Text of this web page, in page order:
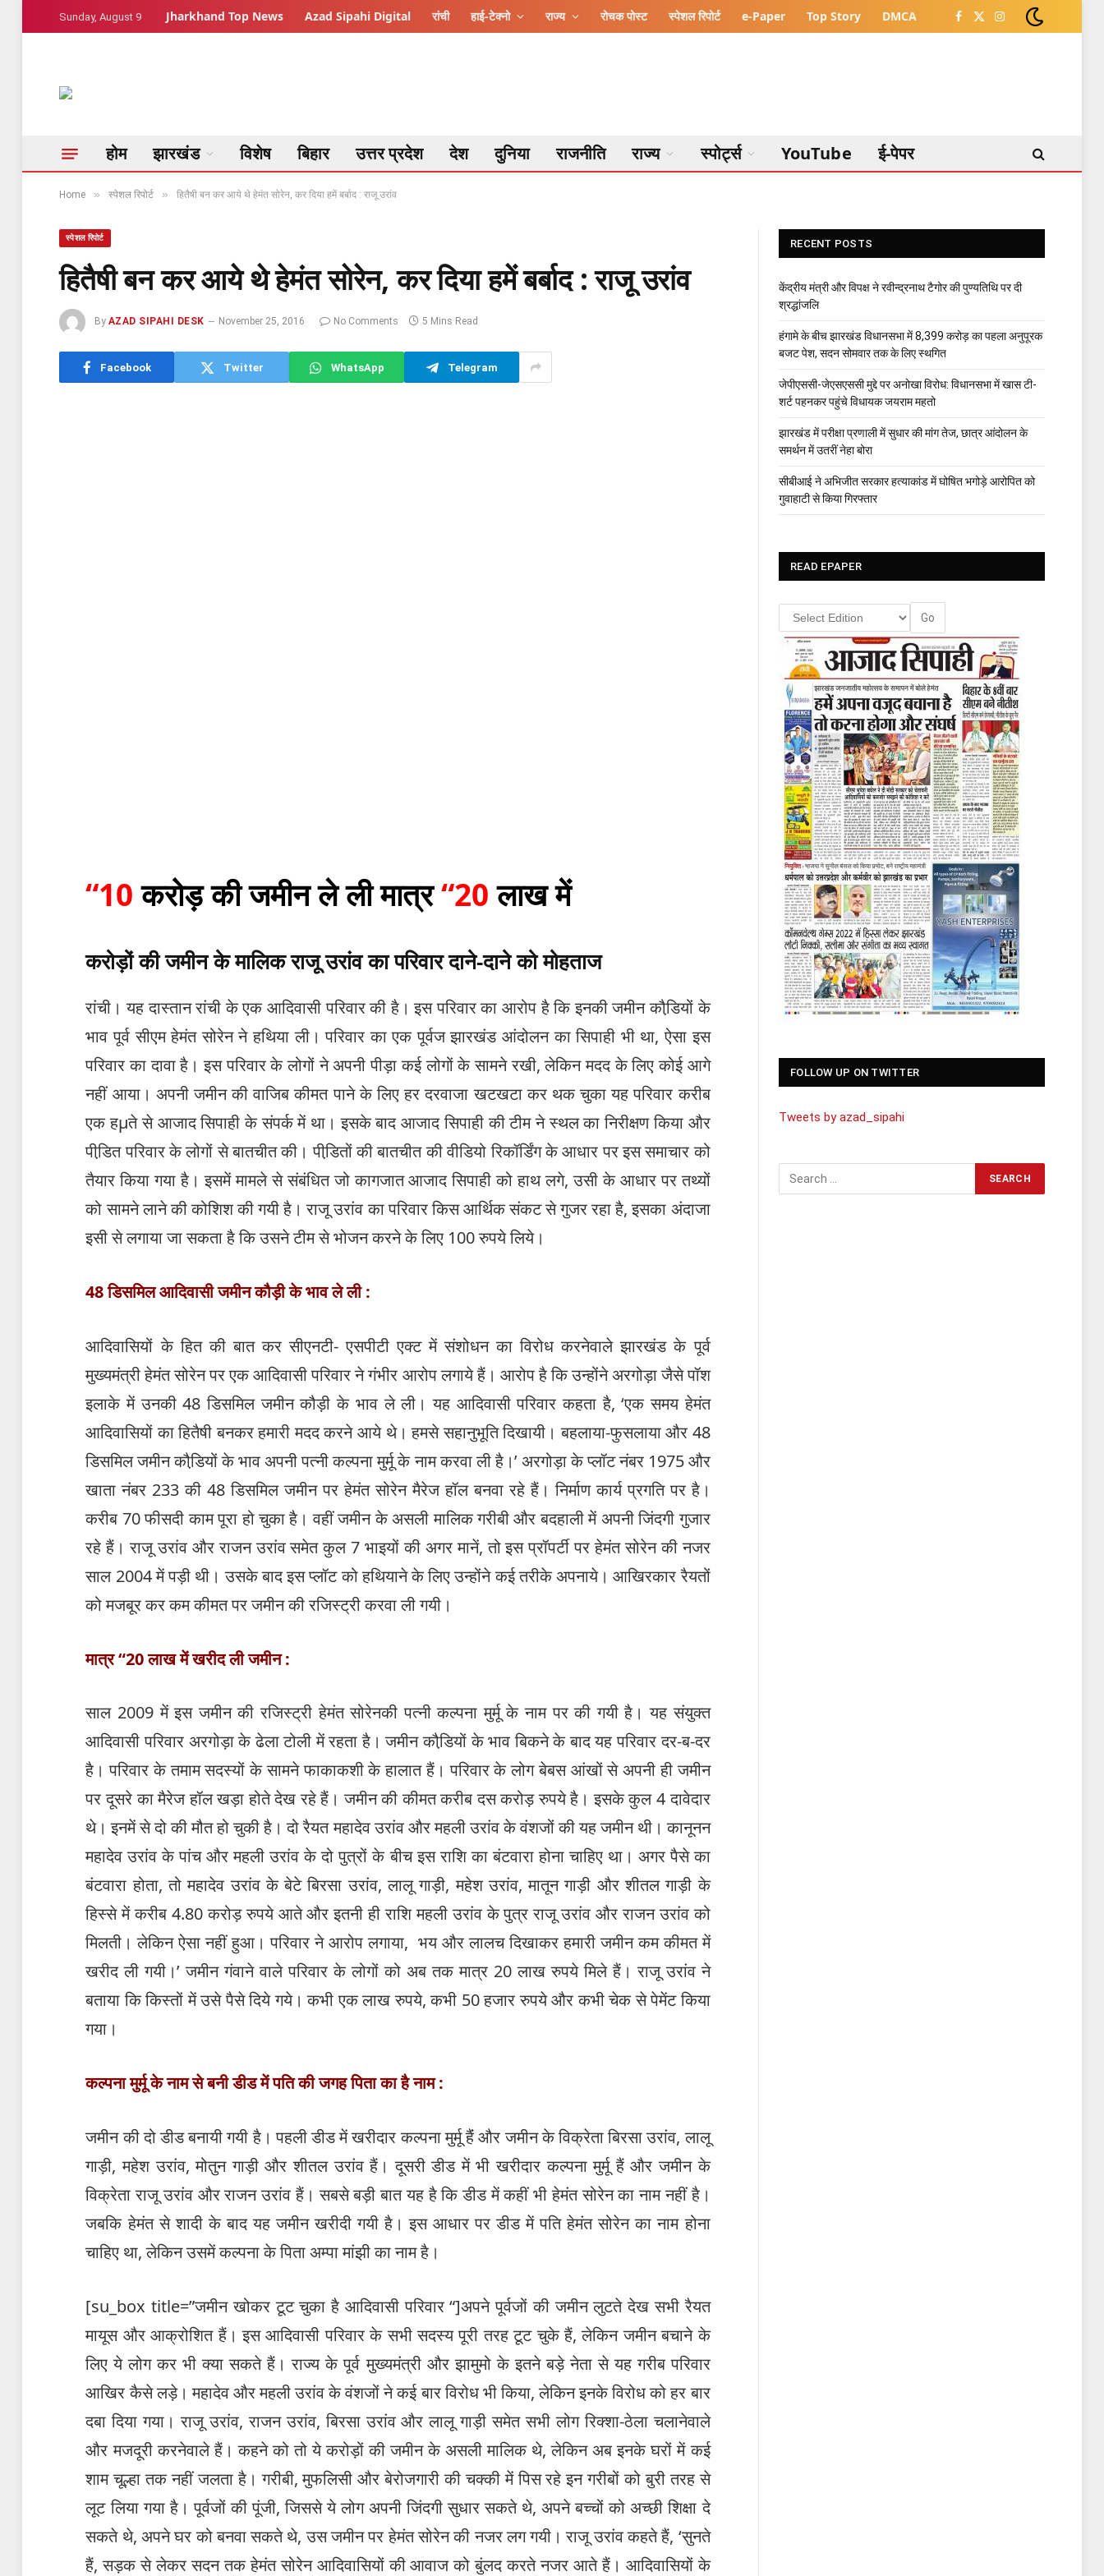
Sunday, August 9 Jharkhand Top News Azad Sipahi Digital रांची हाई-टेक्नो राज्य रोचक पोस्ट स्पेशल रिपोर्ट e-Paper Top Story DMCA Facebook
X
Instagram
होम झारखंड विशेष बिहार उत्तर प्रदेश देश दुनिया राजनीति राज्य स्पोर्ट्स YouTube ई-पेपर
Home » स्पेशल रिपोर्ट » हितैषी बन कर आये थे हेमंत सोरेन, कर दिया हमें बर्बाद : राजू उरांव
स्पेशल रिपोर्ट
हितैषी बन कर आये थे हेमंत सोरेन, कर दिया हमें बर्बाद : राजू उरांव
By AZAD SIPAHI DESK November 25, 2016 No Comments 5 Mins Read
Facebook Twitter WhatsApp Telegram
“10करोड़ की जमीन ले ली मात्र“20लाख में
करोड़ों की जमीन के मालिक राजू उरांव का परिवार दाने-दाने को मोहताज
रांची। यह दास्तान रांची के एक आदिवासी परिवार की है। इस परिवार का आरोप है कि इनकी जमीन कौडि़यों के
भाव पूर्व सीएम हेमंत सोरेन ने हथिया ली। परिवार का एक पूर्वज झारखंड आंदोलन का सिपाही भी था, ऐसा इस
परिवार का दावा है। इस परिवार के लोगों ने अपनी पीड़ा कई लोगों के सामने रखी, लेकिन मदद के लिए कोई आगे
नहीं आया। अपनी जमीन की वाजिब कीमत पाने के लिए हर दरवाजा खटखटा कर थक चुका यह परिवार करीब
एक हμते से आजाद सिपाही के संपर्क में था। इसके बाद आजाद सिपाही की टीम ने स्थल का निरीक्षण किया और
पीडि़त परिवार के लोगों से बातचीत की। पीडि़तों की बातचीत की वीडियो रिकॉर्डिंग के आधार पर इस समाचार को
तैयार किया गया है। इसमें मामले से संबंधित जो कागजात आजाद सिपाही को हाथ लगे, उसी के आधार पर तथ्यों
को सामने लाने की कोशिश की गयी है। राजू उरांव का परिवार किस आर्थिक संकट से गुजर रहा है, इसका अंदाजा
इसी से लगाया जा सकता है कि उसने टीम से भोजन करने के लिए 100 रुपये लिये।
48 डिसमिल आदिवासी जमीन कौड़ी के भाव ले ली :
आदिवासियों के हित की बात कर सीएनटी- एसपीटी एक्ट में संशोधन का विरोध करनेवाले झारखंड के पूर्व
मुख्यमंत्री हेमंत सोरेन पर एक आदिवासी परिवार ने गंभीर आरोप लगाये हैं। आरोप है कि उन्होंने अरगोड़ा जैसे पॉश
इलाके में उनकी 48 डिसमिल जमीन कौड़ी के भाव ले ली। यह आदिवासी परिवार कहता है, ‘एक समय हेमंत
आदिवासियों का हितैषी बनकर हमारी मदद करने आये थे। हमसे सहानुभूति दिखायी। बहलाया-फुसलाया और 48
डिसमिल जमीन कौडि़यों के भाव अपनी पत्नी कल्पना मुर्मू के नाम करवा ली है।’ अरगोड़ा के प्लॉट नंबर 1975 और
खाता नंबर 233 की 48 डिसमिल जमीन पर हेमंत सोरेन मैरेज हॉल बनवा रहे हैं। निर्माण कार्य प्रगति पर है।
करीब 70 फीसदी काम पूरा हो चुका है। वहीं जमीन के असली मालिक गरीबी और बदहाली में अपनी जिंदगी गुजार
रहे हैं। राजू उरांव और राजन उरांव समेत कुल 7 भाइयों की अगर मानें, तो इस प्रॉपर्टी पर हेमंत सोरेन की नजर
साल 2004 में पड़ी थी। उसके बाद इस प्लॉट को हथियाने के लिए उन्होंने कई तरीके अपनाये। आखिरकार रैयतों
को मजबूर कर कम कीमत पर जमीन की रजिस्ट्री करवा ली गयी।
मात्र “20 लाख में खरीद ली जमीन :
साल 2009 में इस जमीन की रजिस्ट्री हेमंत सोरेनकी पत्नी कल्पना मुर्मू के नाम पर की गयी है। यह संयुक्त
आदिवासी परिवार अरगोड़ा के ढेला टोली में रहता है। जमीन कौडि़यों के भाव बिकने के बाद यह परिवार दर-ब-दर
है। परिवार के तमाम सदस्यों के सामने फाकाकशी के हालात हैं। परिवार के लोग बेबस आंखों से अपनी ही जमीन
पर दूसरे का मैरेज हॉल खड़ा होते देख रहे हैं। जमीन की कीमत करीब दस करोड़ रुपये है। इसके कुल 4 दावेदार
थे। इनमें से दो की मौत हो चुकी है। दो रैयत महादेव उरांव और महली उरांव के वंशजों की यह जमीन थी। कानूनन
महादेव उरांव के पांच और महली उरांव के दो पुत्रों के बीच इस राशि का बंटवारा होना चाहिए था। अगर पैसे का
बंटवारा होता, तो महादेव उरांव के बेटे बिरसा उरांव, लालू गाड़ी, महेश उरांव, मातून गाड़ी और शीतल गाड़ी के
हिस्से में करीब 4.80 करोड़ रुपये आते और इतनी ही राशि महली उरांव के पुत्र राजू उरांव और राजन उरांव को
मिलती। लेकिन ऐसा नहीं हुआ। परिवार ने आरोप लगाया, भय और लालच दिखाकर हमारी जमीन कम कीमत में
खरीद ली गयी।’ जमीन गंवाने वाले परिवार के लोगों को अब तक मात्र 20 लाख रुपये मिले हैं। राजू उरांव ने
बताया कि किस्तों में उसे पैसे दिये गये। कभी एक लाख रुपये, कभी 50 हजार रुपये और कभी चेक से पेमेंट किया
गया।
कल्पना मुर्मू के नाम से बनी डीड में पति की जगह पिता का है नाम :
जमीन की दो डीड बनायी गयी है। पहली डीड में खरीदार कल्पना मुर्मू हैंं और जमीन के विक्रेता बिरसा उरांव, लालू
गाड़ी, महेश उरांव, मोतुन गाड़ी और शीतल उरांव हैं। दूसरी डीड में भी खरीदार कल्पना मुर्मू हैं और जमीन के
विक्रेता राजू उरांव और राजन उरांव हैं। सबसे बड़ी बात यह है कि डीड में कहीं भी हेमंत सोरेन का नाम नहीं है।
जबकि हेमंत से शादी के बाद यह जमीन खरीदी गयी है। इस आधार पर डीड में पति हेमंत सोरेन का नाम होना
चाहिए था, लेकिन उसमें कल्पना के पिता अम्पा मांझी का नाम है।
[su_box title=”जमीन खोकर टूट चुका है आदिवासी परिवार “]अपने पूर्वजों की जमीन लुटते देख सभी रैयत
मायूस और आक्रोशित हैं। इस आदिवासी परिवार के सभी सदस्य पूरी तरह टूट चुके हैं, लेकिन जमीन बचाने के
लिए ये लोग कर भी क्या सकते हैं। राज्य के पूर्व मुख्यमंत्री और झामुमो के इतने बड़े नेता से यह गरीब परिवार
आखिर कैसे लड़े। महादेव और महली उरांव के वंशजों ने कई बार विरोध भी किया, लेकिन इनके विरोध को हर बार
दबा दिया गया। राजू उरांव, राजन उरांव, बिरसा उरांव और लालू गाड़ी समेत सभी लोग रिक्शा-ठेला चलानेवाले
और मजदूरी करनेवाले हैं। कहने को तो ये करोड़ों की जमीन के असली मालिक थे, लेकिन अब इनके घरों में कई
शाम चूल्हा तक नहीं जलता है। गरीबी, मुफलिसी और बेरोजगारी की चक्की में पिस रहे इन गरीबों को बुरी तरह से
लूट लिया गया है। पूर्वजों की पूंजी, जिससे ये लोग अपनी जिंदगी सुधार सकते थे, अपने बच्चों को अच्छी शिक्षा दे
सकते थे, अपने घर को बनवा सकते थे, उस जमीन पर हेमंत सोरेन की नजर लग गयी। राजू उरांव कहते हैं, ‘सुनते
हैं, सड़क से लेकर सदन तक हेमंत सोरेन आदिवासियों की आवाज को बुंलद करते नजर आते हैं। आदिवासियों के
RECENT POSTS
केंद्रीय मंत्री और विपक्ष ने रवीन्द्रनाथ टैगोर की पुण्यतिथि पर दी
श्रद्धांजलि
हंगामे के बीच झारखंड विधानसभा में 8,399 करोड़ का पहला अनुपूरक
बजट पेश, सदन सोमवार तक के लिए स्थगित
जेपीएससी-जेएसएससी मुद्दे पर अनोखा विरोध: विधानसभा में खास टी-
शर्ट पहनकर पहुंचे विधायक जयराम महतो
झारखंड में परीक्षा प्रणाली में सुधार की मांग तेज, छात्र आंदोलन के
समर्थन में उतरीं नेहा बोरा
सीबीआई ने अभिजीत सरकार हत्याकांड में घोषित भगोड़े आरोपित को
गुवाहाटी से किया गिरफ्तार
READ EPAPER
FOLLOW UP ON TWITTER
Tweets by azad_sipahi